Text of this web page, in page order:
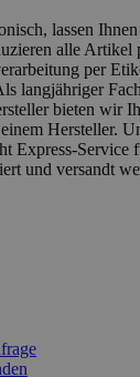
lassen
alle Artikel
per
langjähriger
bieten wir
Hersteller.
Express-Service
und versandt